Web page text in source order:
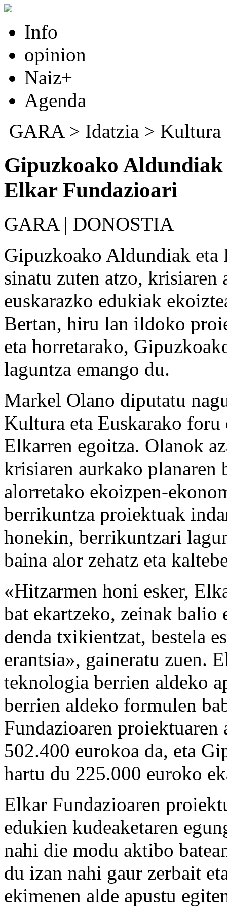
Info
opinion
Naiz+
Agenda
GARA> Idatzia > Kultura
Gipuzkoako Aldundiak
Elkar Fundazioari
GARA | DONOSTIA
Gipuzkoako Aldundiak eta
sinatu zuten atzo,
euskarazko edukiak
Bertan, hiru lan ildoko
eta horretarako,
laguntza emango du.
Markel Olano diputatu
Kultura eta Euskarako
Elkarren egoitza. Olanok
krisiaren aurkako
alorretako ekoizpen-
berrikuntza proiektuak
honekin, berrikuntzari
baina alor zehatz eta
«Hitzarmen honi esker,
bat ekartzeko, zeinak
denda txikientzat, bestela
erantsia», gaineratu zuen.
teknologia berrien aldeko
berrien aldeko formulen
Fundazioaren
502.400 eurokoa da, eta
hartu du 225.000 euroko
Elkar Fundazioaren
edukien kudeaketaren
nahi die modu aktibo
du izan nahi gaur zerbait
ekimenen alde apustu